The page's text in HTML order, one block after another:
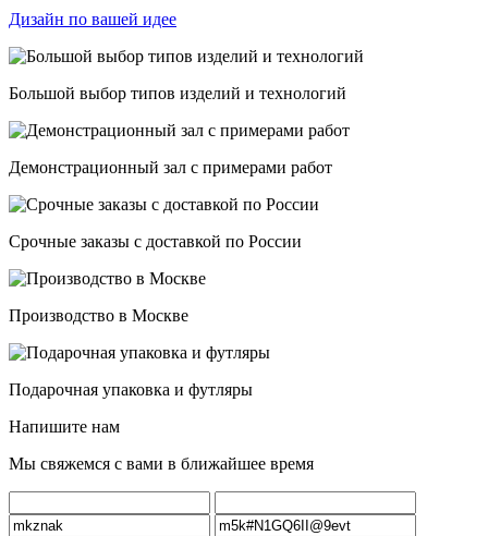
Дизайн по вашей идее
Большой выбор типов изделий и технологий
Демонстрационный зал с примерами работ
Срочные заказы с доставкой по России
Производство в Москве
Подарочная упаковка и футляры
Напишите нам
Мы свяжемся с вами в ближайшее время